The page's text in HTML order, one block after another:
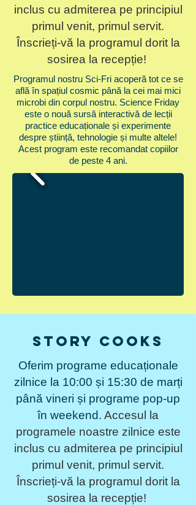
inclus cu admiterea pe principiul
primul venit, primul servit.
Înscrieți-vă la programul dorit la
sosirea la recepție!
Programul nostru Sci-Fri acoperă tot ce se
află în spațiul cosmic până la cei mai mici
microbi din corpul nostru. Science Friday
este o nouă sursă interactivă de lecții
practice educaționale și experimente
despre știință, tehnologie și multe altele!
Acest program este recomandat copiilor
de peste 4 ani.
Story Cooks
Oferim programe educaționale
zilnice la 10:00 și 15:30 de marți
până vineri și programe pop-up
în weekend. Accesul la
programele noastre zilnice este
inclus cu admiterea pe principiul
primul venit, primul servit.
Înscrieți-vă la programul dorit la
sosirea la recepție!